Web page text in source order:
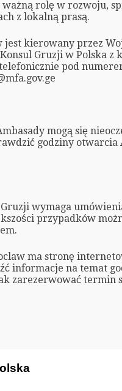
rolę w rozwoju,
z lokalną prasą.
kierowany przez
Gruzji w Polska z
pod
mogą się
godziny otwarcia
wymaga
przypadków
ma stronę
informacje na temat
zarezerwować termin